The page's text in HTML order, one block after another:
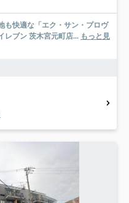
も快適な「エク・サン・プロヴ
レブン 茨木宮元町店... もっと見